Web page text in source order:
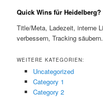
Quick Wins für Heidelberg?
Title/Meta, Ladezeit, interne
verbessern, Tracking
WEITERE KATEGORIEN:
Uncategorized
Category 1
Category 2